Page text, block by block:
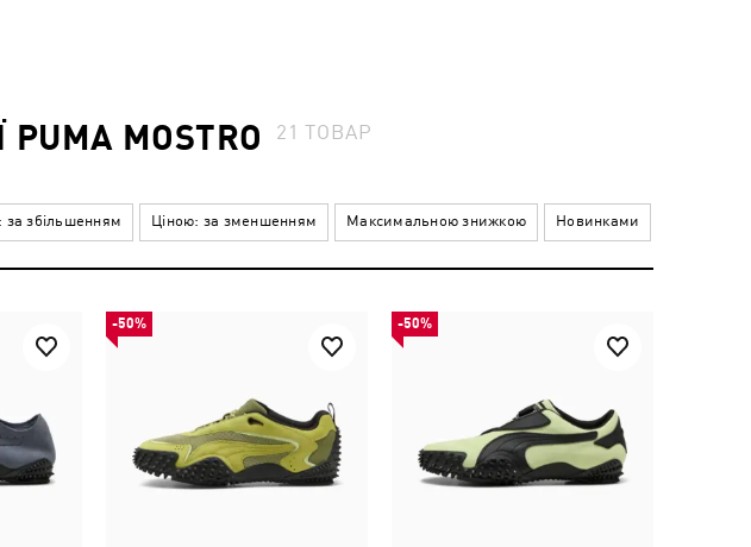
MOSTRO 21ТОВАР
за збільшенням Ціною: за зменшенням Максимальною знижкою Новинками
-50% -50%